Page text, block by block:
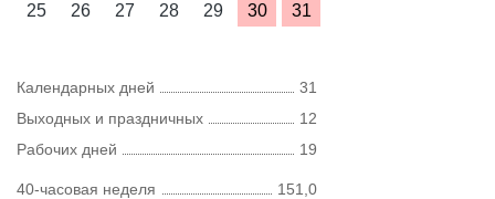
25
26 27 28 29 30 31
Календарных дней
31
Выходных и праздничных
12
Рабочих дней
19
40-часовая неделя
151,0